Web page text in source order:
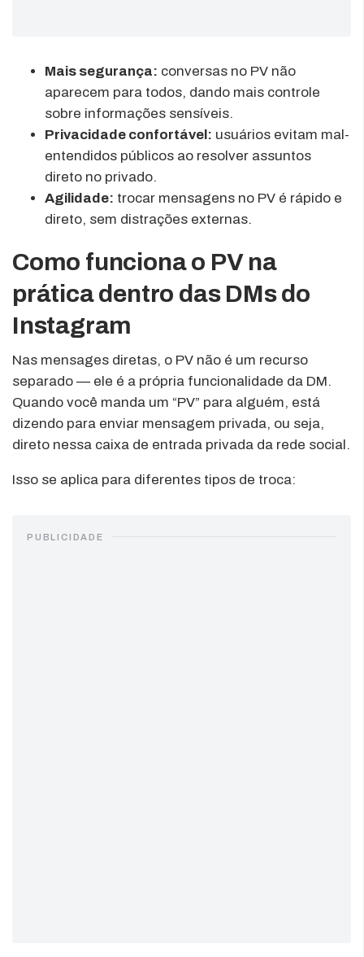
Mais segurança: conversas no PV não
aparecem para todos, dando mais controle
sobre informações sensíveis.
Privacidade confortável: usuários evitam mal-
entendidos públicos ao resolver assuntos
direto no privado.
Agilidade: trocar mensagens no PV é rápido e
direto, sem distrações externas.
Como funciona o PV na
prática dentro das DMs do
Instagram
Nas mensages diretas, o PV não é um recurso
separado — ele é a própria funcionalidade da DM.
Quando você manda um “PV” para alguém, está
dizendo para enviar mensagem privada, ou seja,
direto nessa caixa de entrada privada da rede social.
Isso se aplica para diferentes tipos de troca:
PUBLICIDADE